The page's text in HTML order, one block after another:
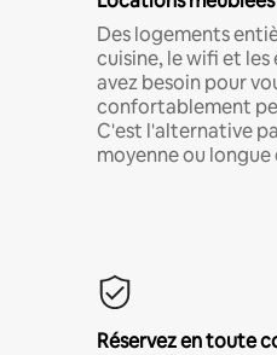
Des logements
cuisine, le wifi et
avez besoin pour
confortablement
C'est l'alternative
moyenne ou longue
Réservez en toute